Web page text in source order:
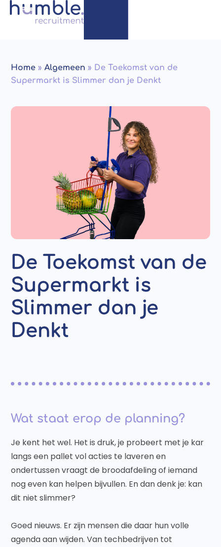
Home »Algemeen » De Toekomst van de
Supermarkt is Slimmer dan je Denkt
De Toekomst van de
Supermarkt is
Slimmer dan je
Denkt
Wat staat erop de planning?
Je kent het wel. Het is druk, je probeert met je kar
langs een pallet vol acties te laveren en
ondertussen vraagt de broodafdeling of iemand
nog even kan helpen bijvullen. En dan denk je: kan
dit niet slimmer?
Goed nieuws. Er zijn mensen die daar hun volle
agenda aan wijden. Van techbedrijven tot